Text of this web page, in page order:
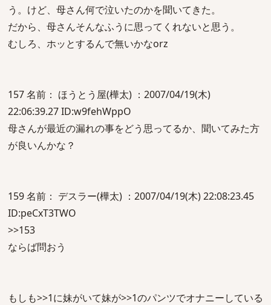
う。けど、母さん何で泣いたのかを聞いてきた。
だから、母さんそんなふうに思ってくれないと思う。
むしろ、ホッとするんで無いかなorz
157 名前： ほうとう屋(樺太) ：2007/04/19(木)
22:06:39.27 ID:w9fehWppO
母さんが最近の漏れの事をどう思ってるか、聞いてみた方
が良いんかな？
159 名前： デスラー(樺太) ：2007/04/19(木) 22:08:23.45
ID:peCxT3TWO
>>153
ならば問おう
もしも>>1に妹がいて妹が>>1のパンツでオナニーしている